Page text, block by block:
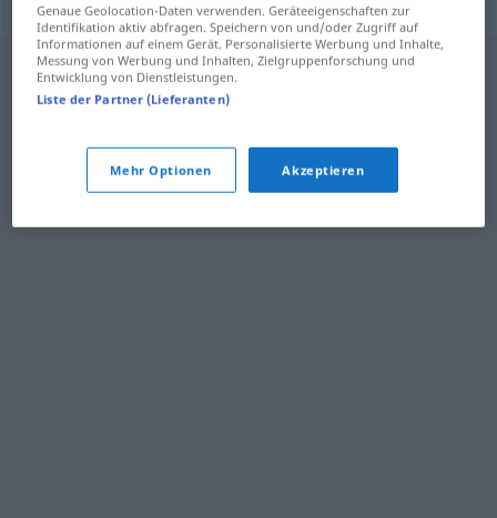
Genaue Geolocation-Daten verwenden. Geräteeigenschaften zur
Identifikation aktiv abfragen. Speichern von und/oder Zugriff auf
Informationen auf einem Gerät. Personalisierte Werbung und Inhalte,
Messung von Werbung und Inhalten, Zielgruppenforschung und
Entwicklung von Dienstleistungen.
Liste der Partner (Lieferanten)
Mehr Optionen Akzeptieren